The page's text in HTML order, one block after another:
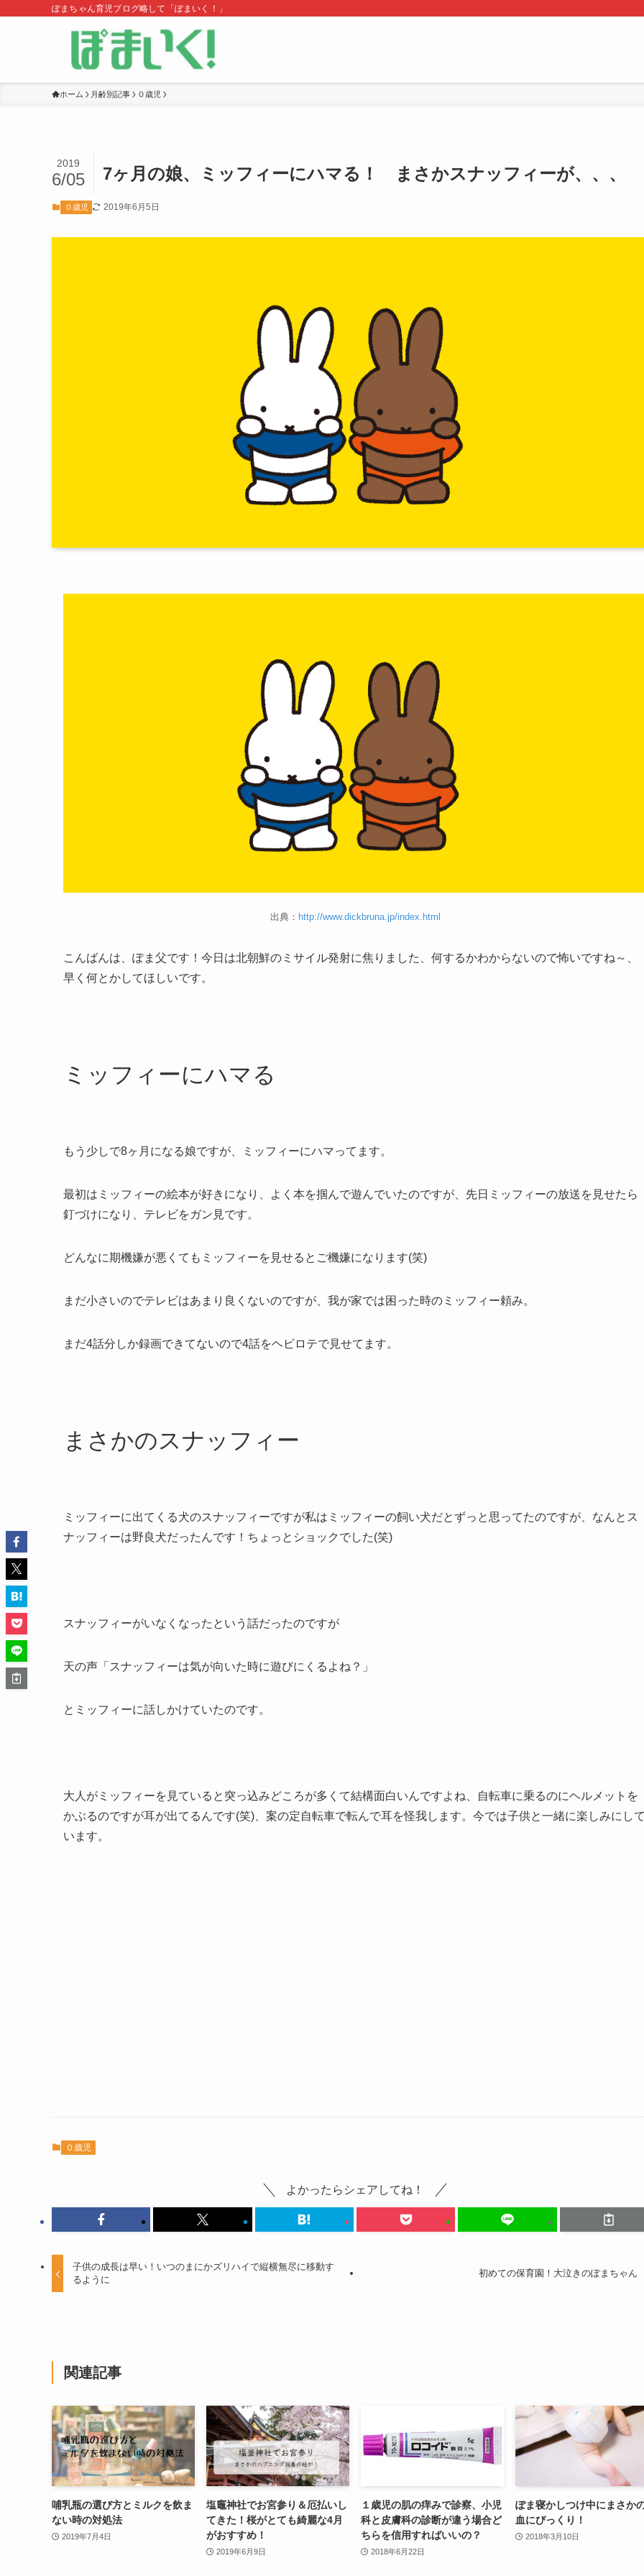
ぽまちゃん育児ブログ略して「ぽまいく！」
ホーム 月齢別記事 ０歳児
7ヶ月の娘、ミッフィーにハマる！ まさかスナッフィーが、、、
2019
6/05
０歳児 2019年6月5日
出典： http://www.dickbruna.jp/index.html
こんばんは、ぽま父です！今日は北朝鮮のミサイル発射に焦りました、何するかわからないので怖いですね～、
早く何とかしてほしいです。
ミッフィーにハマる
もう少しで8ヶ月になる娘ですが、ミッフィーにハマってます。
最初はミッフィーの絵本が好きになり、よく本を掴んで遊んでいたのですが、先日ミッフィーの放送を見せたら
釘づけになり、テレビをガン見です。
どんなに期機嫌が悪くてもミッフィーを見せるとご機嫌になります(笑)
まだ小さいのでテレビはあまり良くないのですが、我が家では困った時のミッフィー頼み。
まだ4話分しか録画できてないので4話をヘビロテで見せてます。
まさかのスナッフィー
ミッフィーに出てくる犬のスナッフィーですが私はミッフィーの飼い犬だとずっと思ってたのですが、なんとス
ナッフィーは野良犬だったんです！ちょっとショックでした(笑)
スナッフィーがいなくなったという話だったのですが
天の声「スナッフィーは気が向いた時に遊びにくるよね？」
とミッフィーに話しかけていたのです。
大人がミッフィーを見ていると突っ込みどころが多くて結構面白いんですよね、自転車に乗るのにヘルメットを
かぶるのですが耳が出てるんです(笑)、案の定自転車で転んで耳を怪我します。今では子供と一緒に楽しみにし
います。
０歳児
よかったらシェアしてね！
子供の成長は早い！いつのまにかズリハイで縦横無尽に移動す
るように
初めての保育園！大泣きのぽまちゃん
関連記事
哺乳瓶の選び方とミルクを飲ま
ない時の対処法
2019年7月4日
塩竈神社でお宮参り＆厄払いし
てきた！桜がとても綺麗な4月
がおすすめ！
2019年6月9日
１歳児の肌の痒みで診察、小児
科と皮膚科の診断が違う場合ど
ちらを信用すればいいの？
2018年6月22日
ぽま寝かしつけ中にまさか
血にびっくり！
2018年3月10日